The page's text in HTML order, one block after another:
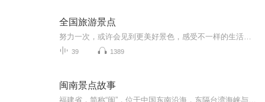
全国旅游景点
39 1389
闽南景点故事